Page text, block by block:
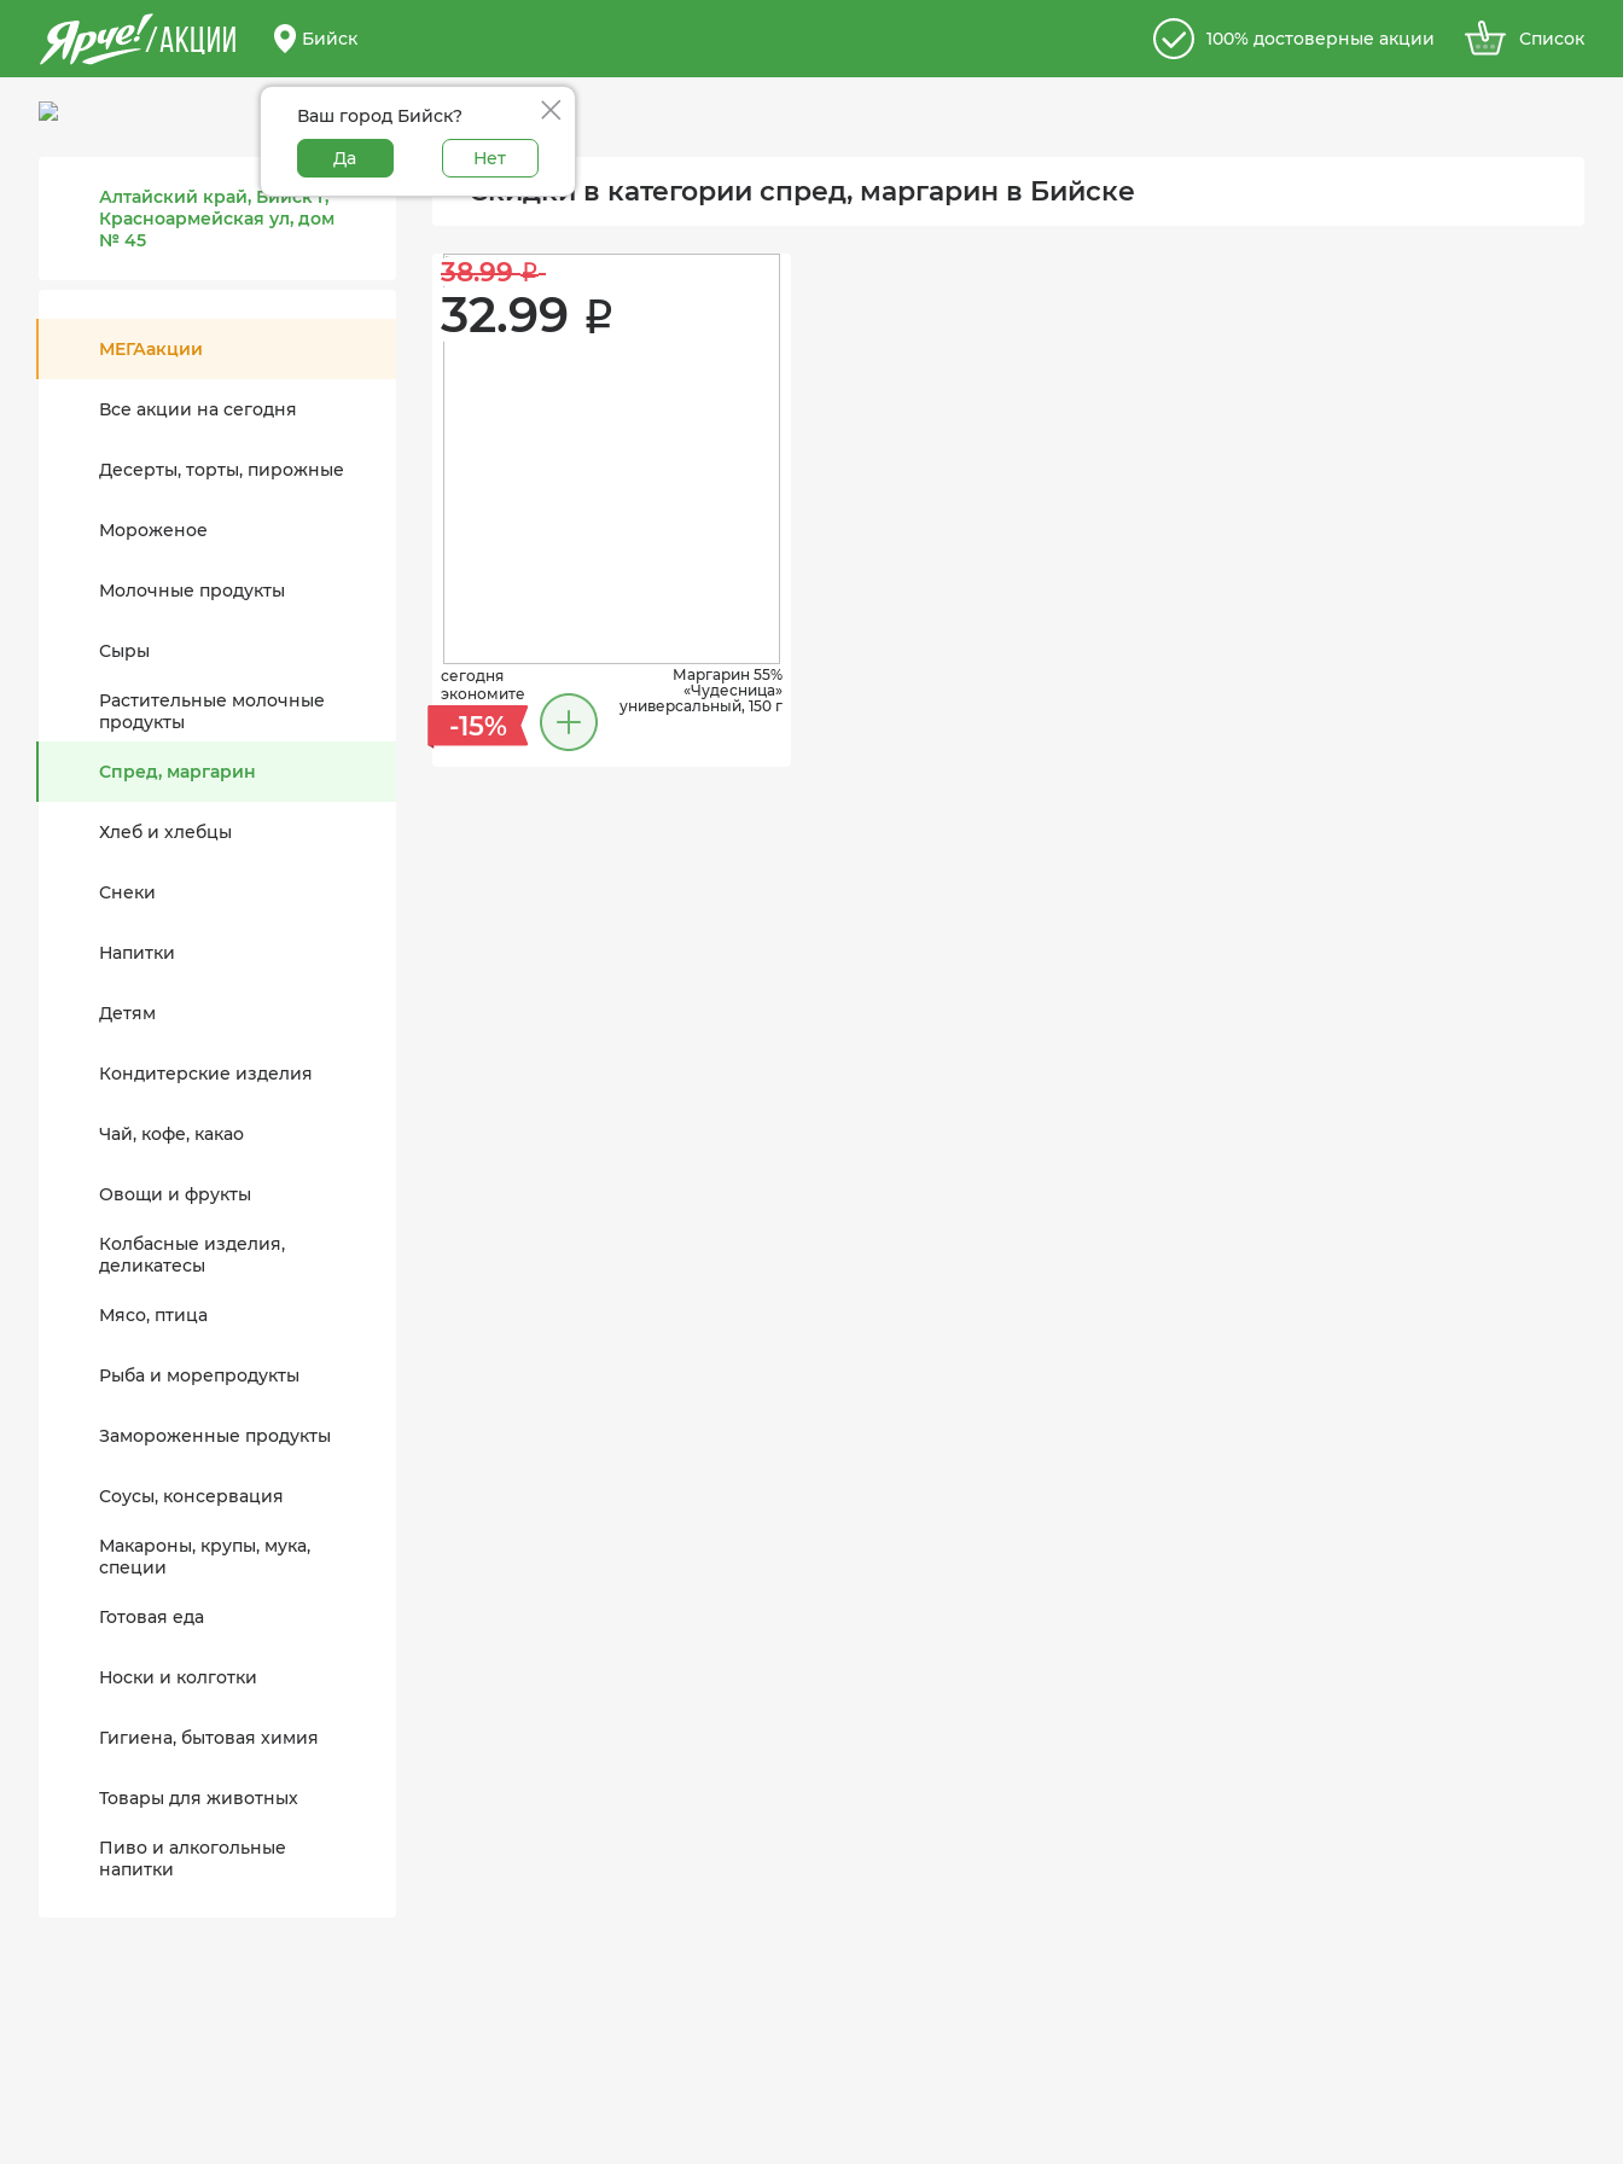
/АКЦИИ Бийск
Ваш город Бийск?
Да
Нет
100% достоверные акции Список
Алтайский край, Бийск г,
Красноармейская ул, дом
№ 45
МЕГАакции
Все акции на сегодня
Десерты, торты, пирожные
Мороженое
Молочные продукты
Сыры
Растительные молочные
продукты
Спред, маргарин
Хлеб и хлебцы
Снеки
Напитки
Детям
Кондитерские изделия
Чай, кофе, какао
Овощи и фрукты
Колбасные изделия,
деликатесы
Мясо, птица
Рыба и морепродукты
Замороженные продукты
Соусы, консервация
Макароны, крупы, мука,
специи
Готовая еда
Носки и колготки
Гигиена, бытовая химия
Товары для животных
Пиво и алкогольные
напитки
Скидки в категории спред, маргарин в Бийске
38.99 i
32.99 i
сегодня
экономите
-15%
Маргарин 55%
«Чудесница»
универсальный, 150 г